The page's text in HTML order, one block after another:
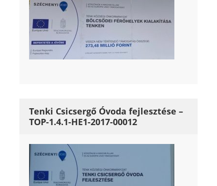
Tenki Csicsergő Óvoda fejlesztése –
TOP-1.4.1-HE1-2017-00012